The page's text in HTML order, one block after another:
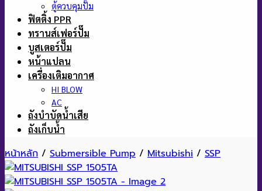
ตู้ควบคุมปั๊ม
ฟิตติ้ง PPR
ทรานส์เฟอร์ปั๊ม
บูสเตอร์ปั๊ม
หน้าแปลน
เครื่องเติมอากาศ
HI BLOW
AC
ถังบำบัดน้ำเสีย
ถังเก็บน้ำ
หน้าหลัก / Submersible Pump / Mitsubishi / SSP